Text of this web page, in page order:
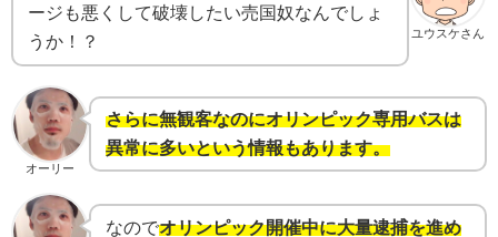
ユウスケさん
ージも悪くして破壊したい売国奴なんでしょ
うか！？
オーリー
さらに無観客なのにオリンピック専用バスは
異常に多いという情報もあります。
なのでオリンピック開催中に大量逮捕を進め